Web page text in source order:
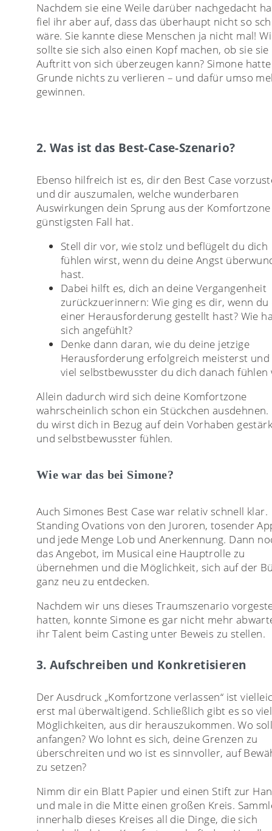
Nachdem sie eine Weile darüber nachgedacht
fiel ihr aber auf, dass das überhaupt nicht so
wäre. Sie kannte diese Menschen ja nicht mal!
sollte sie sich also einen Kopf machen, ob sie
Auftritt von sich überzeugen kann? Simone
Grunde nichts zu verlieren – und dafür umso
gewinnen.
2. Was ist das Best-Case-Szenario?
Ebenso hilfreich ist es, dir den Best Case
und dir auszumalen, welche wunderbaren
Auswirkungen dein Sprung aus der
günstigsten Fall hat.
Stell dir vor, wie stolz und beflügelt du dich
fühlen wirst, wenn du deine Angst
hast.
Dabei hilft es, dich an deine Vergangenheit
zurückzuerinnern: Wie ging es dir, wenn du
einer Herausforderung gestellt hast? Wie
sich angefühlt?
Denke dann daran, wie du deine jetzige
Herausforderung erfolgreich meisterst und
viel selbstbewusster du dich danach fühlen
Allein dadurch wird sich deine Komfortzone
wahrscheinlich schon ein Stückchen ausdehnen.
du wirst dich in Bezug auf dein Vorhaben
und selbstbewusster fühlen.
Wie war das bei Simone?
Auch Simones Best Case war relativ schnell klar.
Standing Ovations von den Juroren, tosender
und jede Menge Lob und Anerkennung. Dann
das Angebot, im Musical eine Hauptrolle zu
übernehmen und die Möglichkeit, sich auf der
ganz neu zu entdecken.
Nachdem wir uns dieses Traumszenario
hatten, konnte Simone es gar nicht mehr
ihr Talent beim Casting unter Beweis zu stellen.
3. Aufschreiben und Konkretisieren
Der Ausdruck „Komfortzone verlassen“ ist
erst mal überwältigend. Schließlich gibt es so
Möglichkeiten, aus dir herauszukommen. Wo
anfangen? Wo lohnt es sich, deine Grenzen zu
überschreiten und wo ist es sinnvoller, auf
zu setzen?
Nimm dir ein Blatt Papier und einen Stift zur
und male in die Mitte einen großen Kreis.
innerhalb dieses Kreises all die Dinge, die sich